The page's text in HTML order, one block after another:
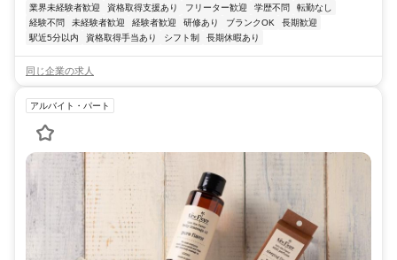
業界未経験者歓迎 資格取得支援あり フリーター歓迎 学歴不問
転勤なし
経験不問
未経験者歓迎 経験者歓迎 研修あり ブランクOK
長期歓迎
駅近5分以内
資格取得手当あり シフト制 長期休暇あり
同じ企業の求人
アルバイト・パート